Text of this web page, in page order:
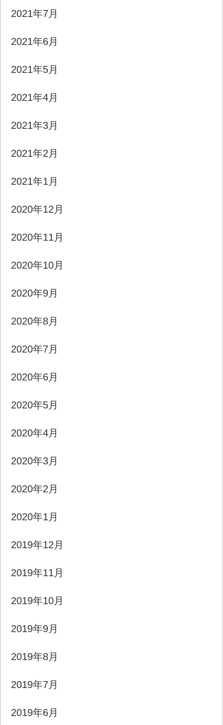
2021年7月
2021年6月
2021年5月
2021年4月
2021年3月
2021年2月
2021年1月
2020年12月
2020年11月
2020年10月
2020年9月
2020年8月
2020年7月
2020年6月
2020年5月
2020年4月
2020年3月
2020年2月
2020年1月
2019年12月
2019年11月
2019年10月
2019年9月
2019年8月
2019年7月
2019年6月